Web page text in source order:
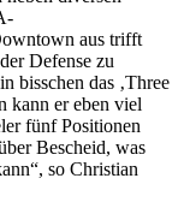
aus trifft
Defense zu
bisschen das ‚Three
kann er eben viel
fünf Positionen
Bescheid, was
so Christian